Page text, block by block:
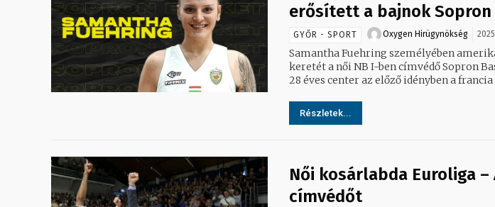
erősített a bajnok Sopron
GYŐR - SPORT Oxygen Hirügynökség
Samantha Fuehring személyében
keretét a női NB I-ben címvédő Sopron Basket. A klub hétfőn
28 éves center az előző idényben a francia
Részletek...
Női kosárlabda Euroliga
címvédőt